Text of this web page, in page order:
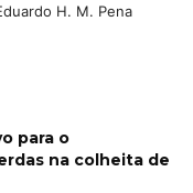
H. M. Pena
para o
na colheita de